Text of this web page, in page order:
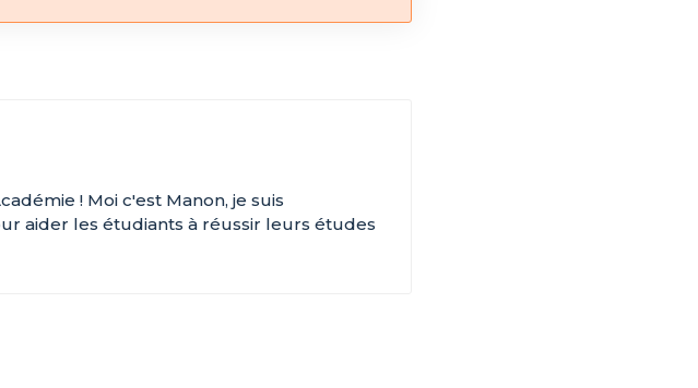
! Moi c'est Manon, je suis
aider les étudiants à réussir leurs études